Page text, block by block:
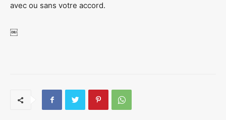
avec ou sans votre accord.
￼